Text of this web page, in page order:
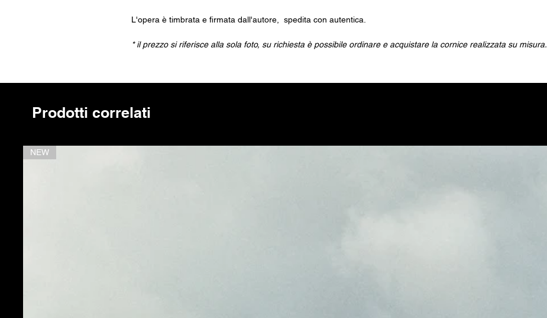
L'opera è timbrata e firmata dall'autore, spedita con autentica.
* il prezzo si riferisce alla sola foto, su richiesta è possibile ordinare e acquistare la cornice realizzata su misura.
Prodotti correlati
NEW